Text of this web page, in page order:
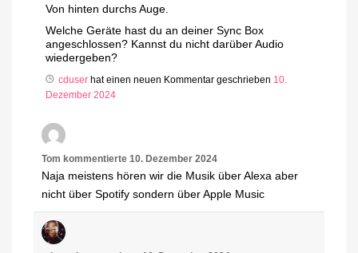
Von hinten durchs Auge.
Welche Geräte hast du an deiner Sync Box
angeschlossen? Kannst du nicht darüber Audio
wiedergeben?
cduser hat einen neuen Kommentar geschrieben 10.
Dezember 2024
Tom kommentierte 10. Dezember 2024
Naja meistens hören wir die Musik über Alexa aber
nicht über Spotify sondern über Apple Music